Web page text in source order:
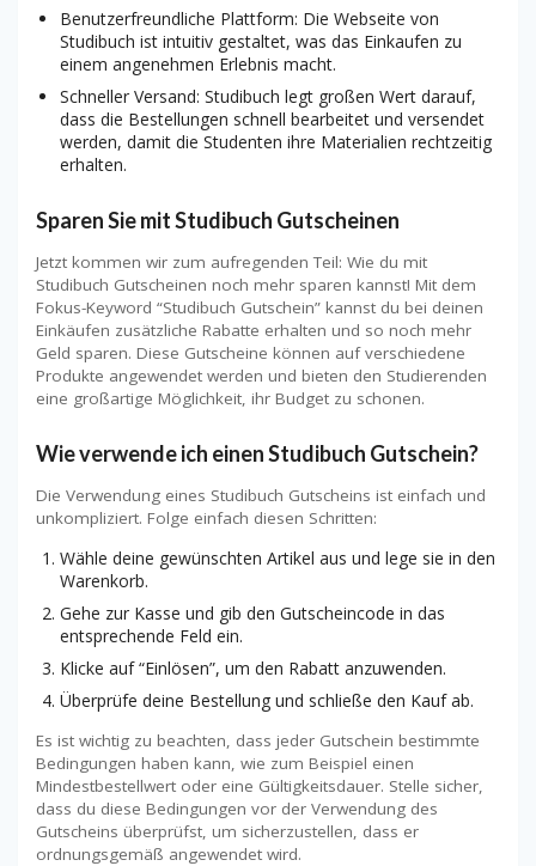
Benutzerfreundliche Plattform: Die Webseite von
Studibuch ist intuitiv gestaltet, was das Einkaufen zu
einem angenehmen Erlebnis macht.
Schneller Versand: Studibuch legt großen Wert darauf,
dass die Bestellungen schnell bearbeitet und versendet
werden, damit die Studenten ihre Materialien rechtzeitig
erhalten.
Sparen Sie mit Studibuch Gutscheinen
Jetzt kommen wir zum aufregenden Teil: Wie du mit
Studibuch Gutscheinen noch mehr sparen kannst! Mit dem
Fokus-Keyword “Studibuch Gutschein” kannst du bei deinen
Einkäufen zusätzliche Rabatte erhalten und so noch mehr
Geld sparen. Diese Gutscheine können auf verschiedene
Produkte angewendet werden und bieten den Studierenden
eine großartige Möglichkeit, ihr Budget zu schonen.
Wie verwende ich einen Studibuch Gutschein?
Die Verwendung eines Studibuch Gutscheins ist einfach und
unkompliziert. Folge einfach diesen Schritten:
Wähle deine gewünschten Artikel aus und lege sie in den
Warenkorb.
Gehe zur Kasse und gib den Gutscheincode in das
entsprechende Feld ein.
Klicke auf “Einlösen”, um den Rabatt anzuwenden.
Überprüfe deine Bestellung und schließe den Kauf ab.
Es ist wichtig zu beachten, dass jeder Gutschein bestimmte
Bedingungen haben kann, wie zum Beispiel einen
Mindestbestellwert oder eine Gültigkeitsdauer. Stelle sicher,
dass du diese Bedingungen vor der Verwendung des
Gutscheins überprüfst, um sicherzustellen, dass er
ordnungsgemäß angewendet wird.